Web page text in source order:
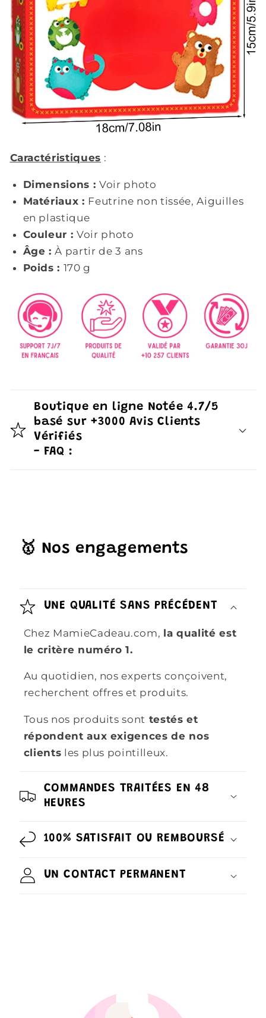
Caractéristiques :
Dimensions :Voir photo
Matériaux : Feutrine non tissée, Aiguilles
en plastique
Couleur :Voir photo
Âge :À partir de 3 ans
Poids : 170 g
Boutique en ligne Notée 4.7/5
basé sur +3000 Avis Clients
Vérifiés
- FAQ :
🥇 Nos engagements
UNE QUALITÉ SANS PRÉCÉDENT
Chez MamieCadeau.com, la qualité est
le critère numéro 1.
Au quotidien, nos experts conçoivent,
recherchent offres et produits.
Tous nos produits sont testés et
répondent aux exigences de nos
clients les plus pointilleux.
COMMANDES TRAITÉES EN 48
HEURES
100% SATISFAIT OU REMBOURSÉ
UN CONTACT PERMANENT